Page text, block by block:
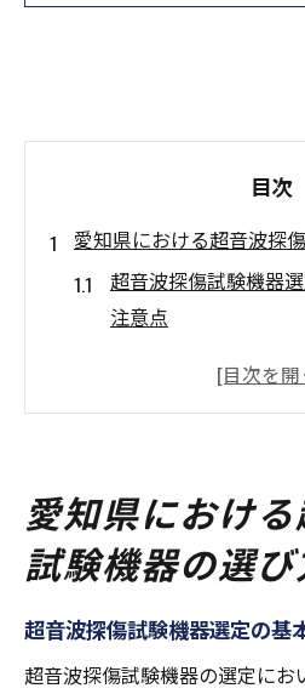
目次
愛知県における超音波探
超音波探傷試験機器
注意点
非破壊検査愛知で求
現場ニーズに応える
比較ポイント
サポート体制重視の超
定術
非破壊検査技術の進化と
愛知県におけ
試験機器の選
超音波探傷試験機器選定の基
超音波探傷試験機器の選定に